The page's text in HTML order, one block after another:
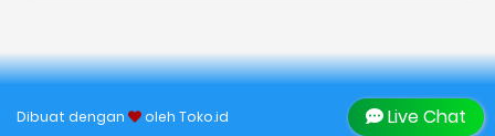
Dibuat dengan oleh Toko.id Live Chat